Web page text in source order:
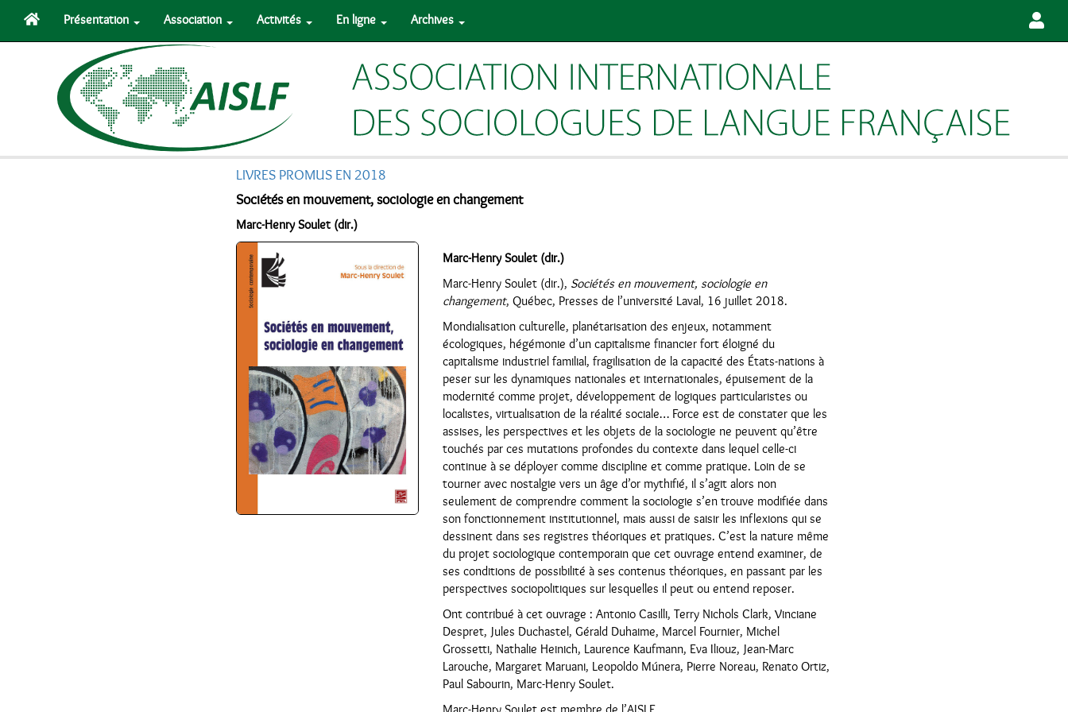
Présentation Association Activités En ligne Archives
LIVRES PROMUS EN 2018
Sociétés en mouvement, sociologie en changement
Marc-Henry Soulet (dir.)
Marc-Henry Soulet (dir.)
Marc-Henry Soulet (dir.), Sociétés en mouvement, sociologie en
changement, Québec, Presses de l’université Laval, 16 juillet 2018.
Mondialisation culturelle, planétarisation des enjeux, notamment
écologiques, hégémonie d’un capitalisme financier fort éloigné du
capitalisme industriel familial, fragilisation de la capacité des États-nations à
peser sur les dynamiques nationales et internationales, épuisement de la
modernité comme projet, développement de logiques particularistes ou
localistes, virtualisation de la réalité sociale… Force est de constater que les
assises, les perspectives et les objets de la sociologie ne peuvent qu’être
touchés par ces mutations profondes du contexte dans lequel celle-ci
continue à se déployer comme discipline et comme pratique. Loin de se
tourner avec nostalgie vers un âge d’or mythifié, il s’agit alors non
seulement de comprendre comment la sociologie s’en trouve modifiée dans
son fonctionnement institutionnel, mais aussi de saisir les inflexions qui se
dessinent dans ses registres théoriques et pratiques. C’est la nature même
du projet sociologique contemporain que cet ouvrage entend examiner, de
ses conditions de possibilité à ses contenus théoriques, en passant par les
perspectives sociopolitiques sur lesquelles il peut ou entend reposer.
Ont contribué à cet ouvrage : Antonio Casilli, Terry Nichols Clark, Vinciane
Despret, Jules Duchastel, Gérald Duhaime, Marcel Fournier, Michel
Grossetti, Nathalie Heinich, Laurence Kaufmann, Eva Iliouz, Jean-Marc
Larouche, Margaret Maruani, Leopoldo Múnera, Pierre Noreau, Renato Ortiz,
Paul Sabourin, Marc-Henry Soulet.